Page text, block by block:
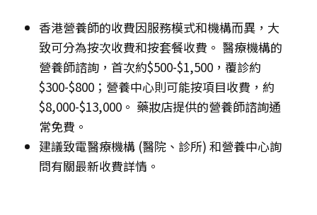
香港營養師的收費因服務模式和機構而異，大
致可分為按次收費和按套餐收費。 醫療機構的
營養師諮詢，首次約$500-$1,500，覆診約
$300-$800；營養中心則可能按項目收費，約
$8,000-$13,000。 藥妝店提供的營養師諮詢通
常免費。
建議致電醫療機構 (醫院、診所) 和營養中心詢
問有關最新收費詳情。